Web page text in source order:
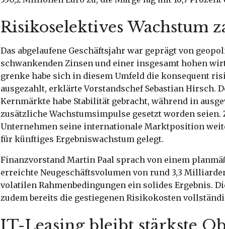
Risikoselektives Wachstum
Das abgelaufene Geschäftsjahr war geprägt von
schwankenden Zinsen und einer insgesamt hohen
grenke habe sich in diesem Umfeld die konsequent
ausgezahlt, erklärte Vorstandschef Sebastian Hirsch.
Kernmärkte habe Stabilität gebracht, während in
zusätzliche Wachstumsimpulse gesetzt worden seien.
Unternehmen seine internationale Marktposition
für künftiges Ergebniswachstum gelegt.
Finanzvorstand Martin Paal sprach von einem
erreichte Neugeschäftsvolumen von rund 3,3
volatilen Rahmenbedingungen ein solides Ergebnis.
zudem bereits die gestiegenen Risikokosten
IT-Leasing bleibt stärkste